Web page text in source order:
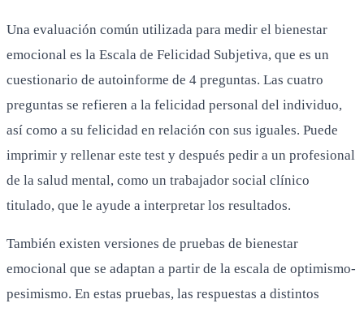
Una evaluación común utilizada para medir el bienestar
emocional es la Escala de Felicidad Subjetiva, que es un
cuestionario de autoinforme de 4 preguntas. Las cuatro
preguntas se refieren a la felicidad personal del individuo,
así como a su felicidad en relación con sus iguales. Puede
imprimir y rellenar este test y después pedir a un profesional
de la salud mental, como un trabajador social clínico
titulado, que le ayude a interpretar los resultados.
También existen versiones de pruebas de bienestar
emocional que se adaptan a partir de la escala de optimismo-
pesimismo. En estas pruebas, las respuestas a distintos